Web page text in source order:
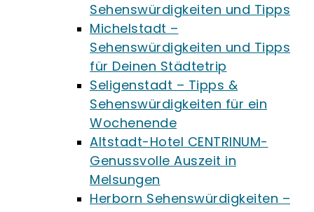
Sehenswürdigkeiten und Tipps
Michelstadt –
Sehenswürdigkeiten und Tipps
für Deinen Städtetrip
Seligenstadt – Tipps &
Sehenswürdigkeiten für ein
Wochenende
Altstadt-Hotel CENTRINUM-
Genussvolle Auszeit in
Melsungen
Herborn Sehenswürdigkeiten –